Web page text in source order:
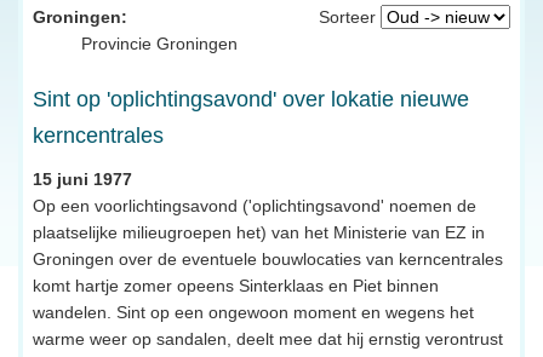
Sorteer
Groningen:
Provincie Groningen
Sint op 'oplichtingsavond' over lokatie nieuwe
kerncentrales
15 juni 1977
Op een voorlichtingsavond ('oplichtingsavond' noemen de
plaatselijke milieugroepen het) van het Ministerie van EZ in
Groningen over de eventuele bouwlocaties van kerncentrales
komt hartje zomer opeens Sinterklaas en Piet binnen
wandelen. Sint op een ongewoon moment en wegens het
warme weer op sandalen, deelt mee dat hij ernstig verontrust